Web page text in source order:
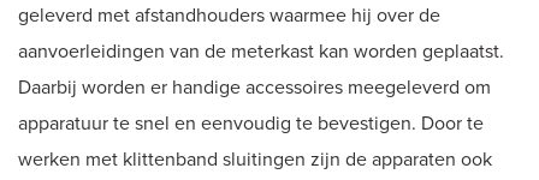
geleverd met afstandhouders waarmee hij over de
aanvoerleidingen van de meterkast kan worden geplaatst.
Daarbij worden er handige accessoires meegeleverd om
apparatuur te snel en eenvoudig te bevestigen. Door te
werken met klittenband sluitingen zijn de apparaten ook